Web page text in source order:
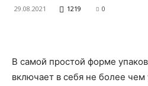
29.08.2021 1219 0
В самой простой форме
включает в себя не более чем